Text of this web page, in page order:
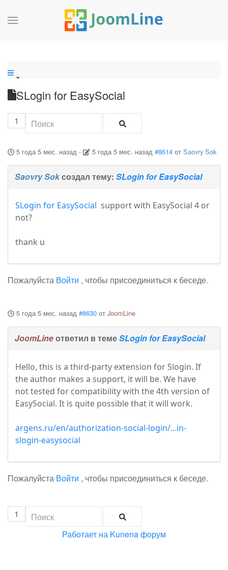
SLogin for EasySocial
1
5 года 5 мес. назад- 5 года 5 мес. назад #8614 отSaovry Sok
Saovry Sokсоздал тему: SLogin for EasySocial
SLogin for EasySocial support with EasySocial 4 or
not?
thank u
Пожалуйста Войти , чтобы присоединиться к беседе.
5 года 5 мес. назад #8630 от JoomLine
JoomLineответил в темеSLogin for EasySocial
Hello, this is a third-party extension for Slogin. If
the author makes a support, it will be. We have
not tested for compatibility with the 4th version of
EasySocial. It is quite possible that it will work.
argens.ru/en/authorization-social-login/...in-
slogin-easysocial
Пожалуйста Войти , чтобы присоединиться к беседе.
1
Работает на Kunena форум